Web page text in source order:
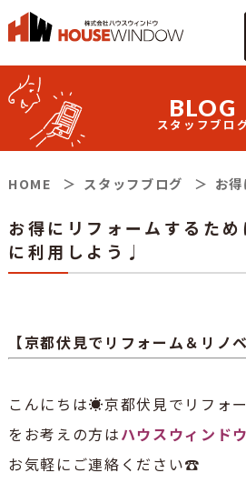
BLOG
スタッフブロ
HOME スタッフブログ お
お得にリフォームするた
に利用しよう♩
【京都伏見でリフォーム＆リノ
こんにちは☀京都伏見でリフォ
をお考えの方はハウスウィンドウ
お気軽にご連絡ください☎